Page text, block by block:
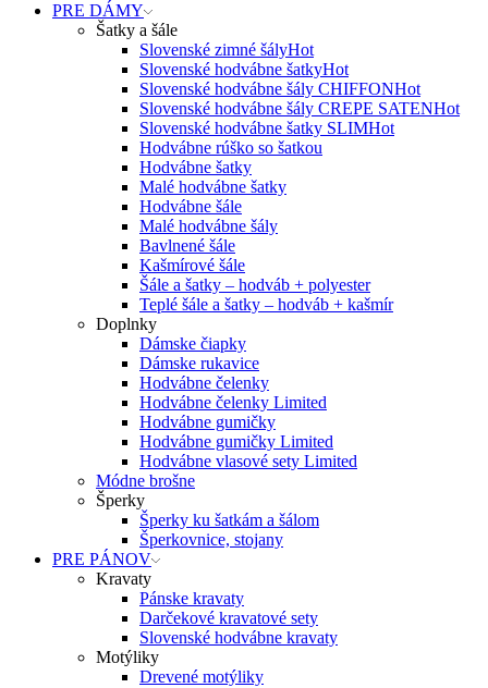
PRE DÁMY
Šatky a šále
Slovenské zimné šályHot
Slovenské hodvábne šatkyHot
Slovenské hodvábne šály CHIFFONHot
Slovenské hodvábne šály CREPE SATENHot
Slovenské hodvábne šatky SLIMHot
Hodvábne rúško so šatkou
Hodvábne šatky
Malé hodvábne šatky
Hodvábne šále
Malé hodvábne šály
Bavlnené šále
Kašmírové šále
Šále a šatky – hodváb + polyester
Teplé šále a šatky – hodváb + kašmír
Doplnky
Dámske čiapky
Dámske rukavice
Hodvábne čelenky
Hodvábne čelenky Limited
Hodvábne gumičky
Hodvábne gumičky Limited
Hodvábne vlasové sety Limited
Módne brošne
Šperky
Šperky ku šatkám a šálom
Šperkovnice, stojany
PRE PÁNOV
Kravaty
Pánske kravaty
Darčekové kravatové sety
Slovenské hodvábne kravaty
Motýliky
Drevené motýliky